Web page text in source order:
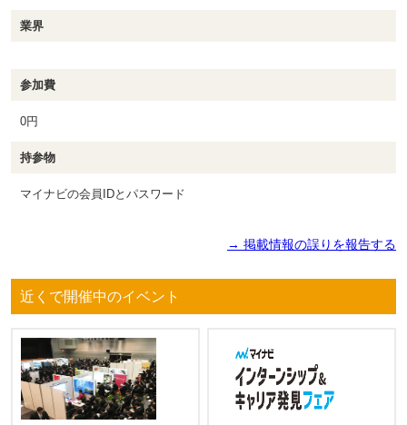
業界
参加費
0円
持参物
マイナビの会員IDとパスワード
→ 掲載情報の誤りを報告する
近くで開催中のイベント